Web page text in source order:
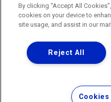
Uma empresa
Copyright ®
Nossa
Termos Gerais de
By clicking “Accept All
cookies on your device to
site usage, and assist in our
Reject All